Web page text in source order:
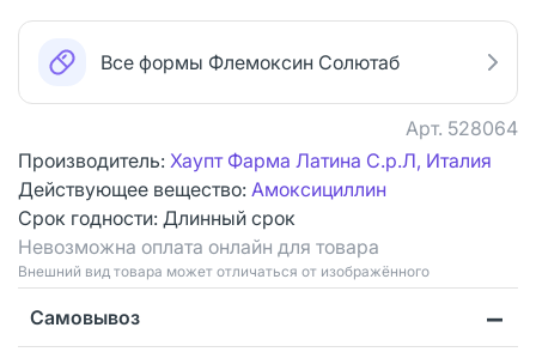
Все формы Флемоксин Солютаб
Арт. 528064
Производитель: Хаупт Фарма Латина С.р.Л, Италия
Действующее вещество: Амоксициллин
Срок годности: Длинный срок
Невозможна оплата онлайн для товара
Bнешний вид товара может отличаться от изображённого
Самовывоз